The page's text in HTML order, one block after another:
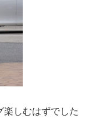
楽しむはずでした